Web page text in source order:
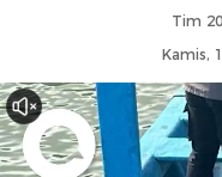
Tim
Kamis,